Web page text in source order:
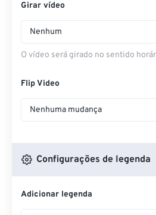
Girar vídeo
Nenhum
O vídeo será girado no sentido
Flip Video
Nenhuma mudança
Configurações de legenda
Adicionar legenda